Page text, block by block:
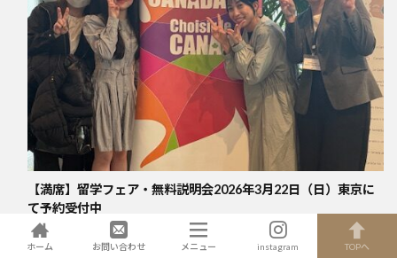
【満席】留学フェア・無料説明会2026年3月22日（日）東京に
て予約受付中
ホーム お問い合わせ メニュー instagram TOPへ